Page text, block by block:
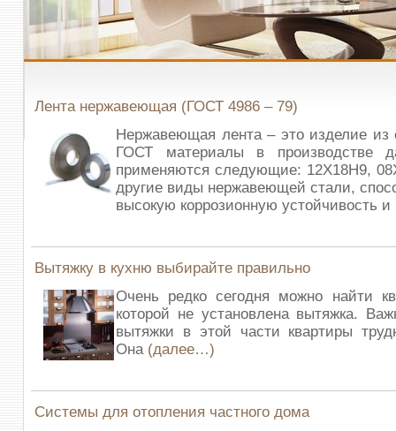
Лента нержавеющая (ГОСТ 4986 – 79)
Нержавеющая лента – это изделие из
ГОСТ материалы в производстве
применяются следующие: 12Х18Н9,
другие виды нержавеющей стали,
высокую коррозионную устойчивость
Вытяжку в кухню выбирайте правильно
Очень редко сегодня можно найти
которой не установлена вытяжка.
вытяжки в этой части квартиры
Она (далее…)
Системы для отопления частного дома